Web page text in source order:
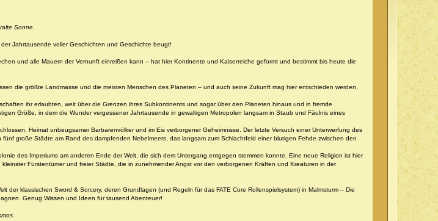
Sonne.
Jahrtausende voller Geschichten und Geschichte beugt!
und alle Mauern der Vernunft einreißen kann – hat hier Kontinente und Kaiserreiche geformt und bestimmt bis heute die
die größte Landmasse und die meisten Menschen des Planeten – und auch seine Zukunft mag hier entschieden werden.
ihr erlaubten, weit über die Grenzen ihres Subkontinents und sogar über den Planeten hinaus und in fremde
Größe, in dem die Wunder vergessener Jahrtausende in gewaltigen Metropolen langsam in Staub und Fäulnis eines
Heimat unbeugsamer Barbarenvölker und im Eis verborgener Geheimnisse. Der letzte Versuch einer Unterwerfung des
große Städte am Rand des dampfenden Nebelmeers, das langsam zum Schlachtfeld einer blutigen Fehde zwischen den
des Imperiums am anderen Ende der Welt, die sich dem Untergang entgegen stemmen konnte. Eine neue Religion ist hier
Fürstentümer und freier Städte, die in zunehmender Angst vor den verborgenen Kräften und Kreaturen in der
der klassischen Sword & Sorcery, deren Grundlagen (und Regeln für das FATE Core Rollenspielsystem) in Malmsturm – Die
Genug Wissen und Ideen für tausend Abenteuer!